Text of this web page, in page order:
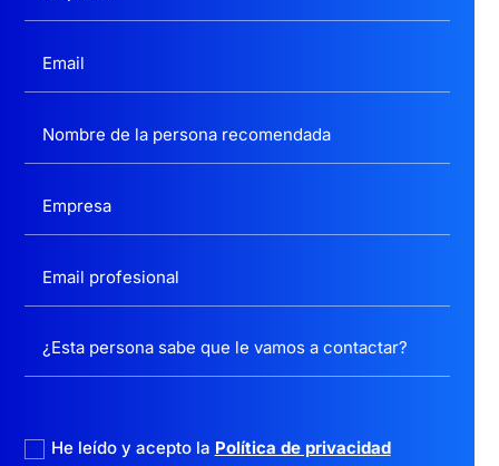
He leído y acepto la Política de privacidad